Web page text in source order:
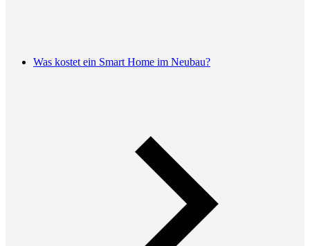
Was kostet ein Smart Home im Neubau?